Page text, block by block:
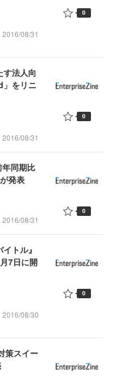
2016/08/31
0
す法人向
をリニ
2016/08/31
0
同期比
発表
2016/08/31
0
トル』
7日に開
2016/08/30
0
策スイー